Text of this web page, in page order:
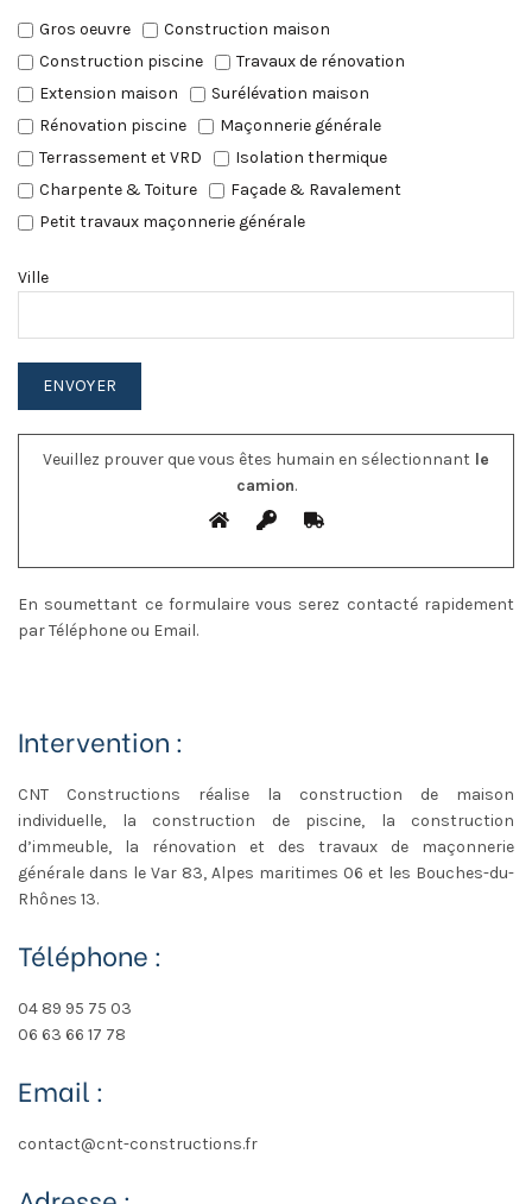
Gros oeuvre
Construction maison
Construction piscine
Travaux de rénovation
Extension maison
Surélévation maison
Rénovation piscine
Maçonnerie générale
Terrassement et VRD
Isolation thermique
Charpente & Toiture
Façade & Ravalement
Petit travaux maçonnerie générale
Ville
Veuillez prouver que vous êtes humain en sélectionnant le
camion.
En soumettant ce formulaire vous serez contacté rapidement
par Téléphone ou Email.
Intervention :
CNT Constructions réalise la construction de maison
individuelle, la construction de piscine, la construction
d’immeuble, la rénovation et des travaux de maçonnerie
générale dans le Var 83, Alpes maritimes 06 et les Bouches-du-
Rhônes 13.
Téléphone :
04 89 95 75 03
06 63 66 17 78
Email :
contact@cnt-constructions.fr